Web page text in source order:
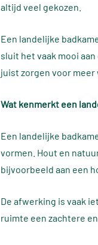
altijd veel gekozen.
Een landelijke
sluit het vaak mooi
juist zorgen voor meer
Wat kenmerkt een
Een landelijke
vormen. Hout en
bijvoorbeeld aan een
De afwerking is vaak
ruimte een zachtere